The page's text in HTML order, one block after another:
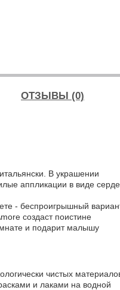
ОТЗЫВЫ (0)
В украшении
аппликации в виде
- беспроигрышный
создаст поистине
и подарит малышу
чистых
и лаками на водной